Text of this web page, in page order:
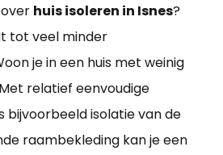
huis isoleren in Isnes?
tot veel minder
je in een huis met weinig
relatief eenvoudige
bijvoorbeeld isolatie van de
raambekleding kan je een